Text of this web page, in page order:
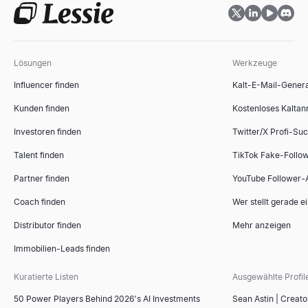
Stellenbezeichnungsgenerator
Generieren Sie in Sekundenschnelle standardisierte,
Interviewfragen-Generator
Entdecken→
Empfehlungsschreiben-Generator
Entdecken→
KI-Lebenslauf-Screener
Marktgrößen-Rechner
Berechnen Sie TAM, SAM und SOM mit Bottom-Up- und Top-
ICP-Fit-Scorer
Entdecken→
Sales-Deck-Gliederungsgenerator
Entdecken→
Wettbewerber-Vergleichstool
Lösungen
Influencer finden
Kunden finden
Investoren finden
Talent finden
Partner finden
Coach finden
Distributor finden
Immobilien-Leads finden
Werkzeuge
Kalt-E-Mail-
Kostenloses
Twitter/X Profi-
TikTok Fake-
YouTube Follower-
Wer stellt gerade
Mehr anzeigen
Kuratierte Listen
50 Power Players Behind 2026's AI Investments
Ausgewählte
Sean Astin |